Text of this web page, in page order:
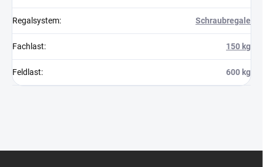
Regalsystem: Schraubregale
Fachlast: 150 kg
Feldlast: 600 kg